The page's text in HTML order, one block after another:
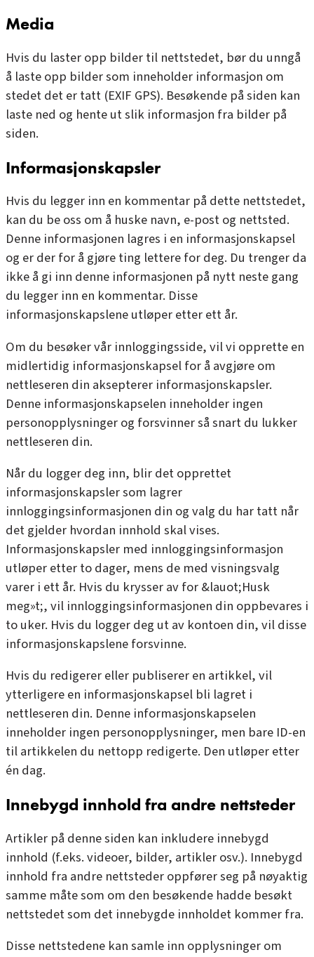
Media
Hvis du laster opp bilder til nettstedet, bør du unngå
å laste opp bilder som inneholder informasjon om
stedet det er tatt (EXIF GPS). Besøkende på siden kan
laste ned og hente ut slik informasjon fra bilder på
siden.
Informasjonskapsler
Hvis du legger inn en kommentar på dette nettstedet,
kan du be oss om å huske navn, e-post og nettsted.
Denne informasjonen lagres i en informasjonskapsel
og er der for å gjøre ting lettere for deg. Du trenger da
ikke å gi inn denne informasjonen på nytt neste gang
du legger inn en kommentar. Disse
informasjonskapslene utløper etter ett år.
Om du besøker vår innloggingsside, vil vi opprette en
midlertidig informasjonskapsel for å avgjøre om
nettleseren din aksepterer informasjonskapsler.
Denne informasjonskapselen inneholder ingen
personopplysninger og forsvinner så snart du lukker
nettleseren din.
Når du logger deg inn, blir det opprettet
informasjonskapsler som lagrer
innloggingsinformasjonen din og valg du har tatt når
det gjelder hvordan innhold skal vises.
Informasjonskapsler med innloggingsinformasjon
utløper etter to dager, mens de med visningsvalg
varer i ett år. Hvis du krysser av for &lauot;Husk
meg»t;, vil innloggingsinformasjonen din oppbevares i
to uker. Hvis du logger deg ut av kontoen din, vil disse
informasjonskapslene forsvinne.
Hvis du redigerer eller publiserer en artikkel, vil
ytterligere en informasjonskapsel bli lagret i
nettleseren din. Denne informasjonskapselen
inneholder ingen personopplysninger, men bare ID-en
til artikkelen du nettopp redigerte. Den utløper etter
én dag.
Innebygd innhold fra andre nettsteder
Artikler på denne siden kan inkludere innebygd
innhold (f.eks. videoer, bilder, artikler osv.). Innebygd
innhold fra andre nettsteder oppfører seg på nøyaktig
samme måte som om den besøkende hadde besøkt
nettstedet som det innebygde innholdet kommer fra.
Disse nettstedene kan samle inn opplysninger om